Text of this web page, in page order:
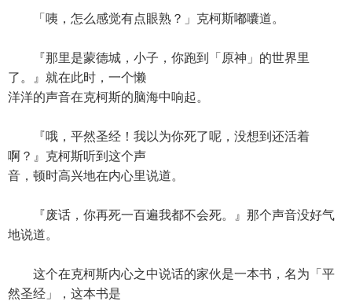
「咦，怎么感觉有点眼熟？」克柯斯嘟囔道。
『那里是蒙德城，小子，你跑到「原神」的世界里
了。』就在此时，一个懒
洋洋的声音在克柯斯的脑海中响起。
『哦，平然圣经！我以为你死了呢，没想到还活着
啊？』克柯斯听到这个声
音，顿时高兴地在内心里说道。
『废话，你再死一百遍我都不会死。』那个声音没好气
地说道。
这个在克柯斯内心之中说话的家伙是一本书，名为「平
然圣经」，这本书是